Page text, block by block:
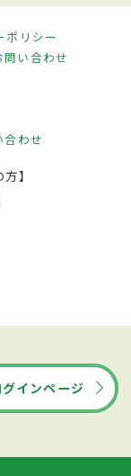
ポリシー
問い合わせ
合わせ
】
インページ